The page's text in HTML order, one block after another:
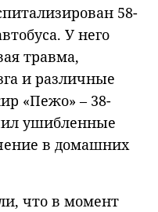
58-
У него
травма,
и различные
«Пежо» – 38-
ушибленные
в домашних
что в момент